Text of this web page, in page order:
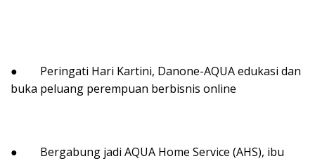
● Peringati Hari Kartini, Danone-AQUA edukasi dan
buka peluang perempuan berbisnis online
● Bergabung jadi AQUA Home Service (AHS), ibu